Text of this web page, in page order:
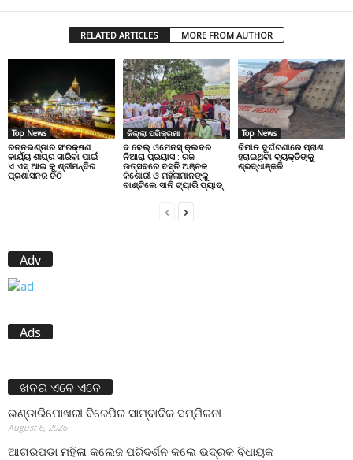
RELATED ARTICLES MORE FROM AUTHOR
Top News
ରତ୍ନଭଣ୍ଡାର ସଂରକ୍ଷଣ
କାର୍ଯ୍ୟ ଶୀଘ୍ର ସାରିବା ପାଇଁ
ଏ.ଏସ୍.ଆଇ.କୁ ଶ୍ରୀମନ୍ଦିର
ପ୍ରଶାସନର ଚିଠି
ଜିଲ୍ଲା ପରିକ୍ରମା
ଦ ବେଲ୍ ଓମେନସ୍ କ୍ଲବର
ନିଆରା ପ୍ରୟାସ : ରଜ
ଉତ୍ସବରେ ବସ୍ତି ଅଞ୍ଚଳ
କିଶୋରୀ ଓ ମହିଳାମାନଙ୍କୁ
ବାଣ୍ଟିଲେ ସାନି ଟ୍ୟାରି ପ୍ୟାଡ୍
Top News
ବିମାନ ଦୁର୍ଘଟଣାରେ ପ୍ରାଣ
ହରାଇଥିବା ବ୍ୟକ୍ତିଙ୍କୁ
ଶ୍ରଦ୍ଧାଞ୍ଜଳି
Adv
Ads
ଖବର ଏବେ ଏବେ
ଭଣ୍ଡାରିପୋଖରୀ ବିଜେପିର ସାମ୍ବାଦିକ ସମ୍ମିଳନୀ
August 6, 2026
ଆଗରପଡା ମହିଳା କଲେଜ ପରିଦର୍ଶନ କଲେ ଭଦ୍ରକ ବିଧାୟକ